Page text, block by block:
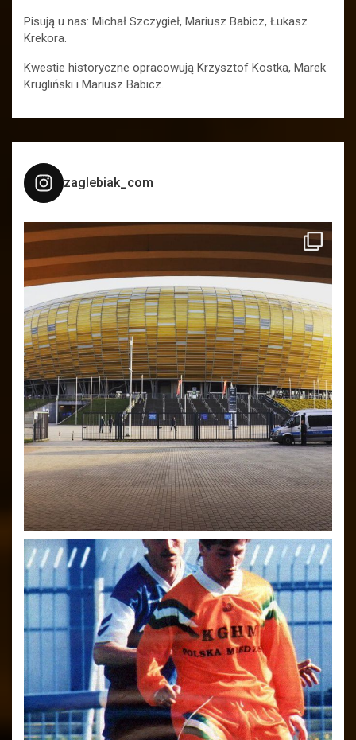
Pisują u nas: Michał Szczygieł, Mariusz Babicz, Łukasz
Krekora.
Kwestie historyczne opracowują Krzysztof Kostka, Marek
Krugliński i Mariusz Babicz.
zaglebiak_com